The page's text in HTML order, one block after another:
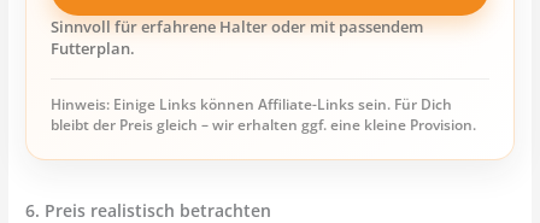
Sinnvoll für erfahrene Halter oder mit passendem
Futterplan.
Hinweis: Einige Links können Affiliate-Links sein. Für Dich
bleibt der Preis gleich – wir erhalten ggf. eine kleine Provision.
6. Preis realistisch betrachten